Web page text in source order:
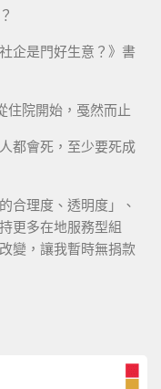
企是門好生意？》書
住院開始，戞然而止
都會死，至少要死成
合理度、透明度」、
更多在地服務型組
變，讓我暫時無捐款